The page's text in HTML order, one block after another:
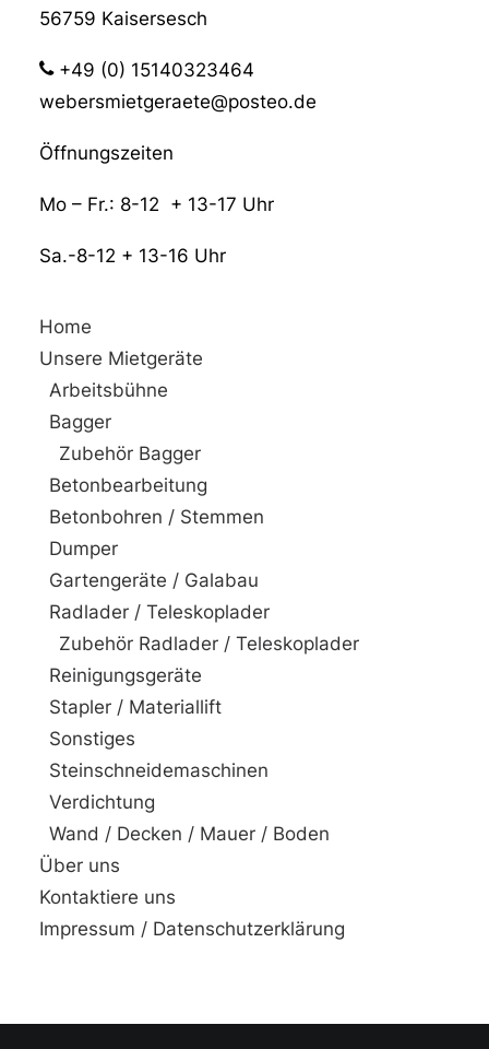
56759 Kaisersesch
+49 (0) 15140323464
webersmietgeraete@posteo.de
Öffnungszeiten
Mo – Fr.: 8-12 + 13-17 Uhr
Sa.-8-12 + 13-16 Uhr
Home
Unsere Mietgeräte
Arbeitsbühne
Bagger
Zubehör Bagger
Betonbearbeitung
Betonbohren / Stemmen
Dumper
Gartengeräte / Galabau
Radlader / Teleskoplader
Zubehör Radlader / Teleskoplader
Reinigungsgeräte
Stapler / Materiallift
Sonstiges
Steinschneidemaschinen
Verdichtung
Wand / Decken / Mauer / Boden
Über uns
Kontaktiere uns
Impressum / Datenschutzerklärung